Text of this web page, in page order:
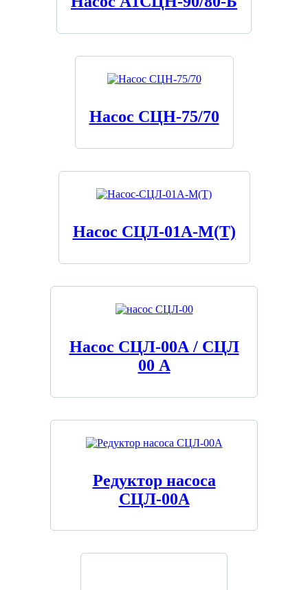
Насос СЦН-75/70
Насос СЦЛ-01А-М(Т)
Насос СЦЛ-00А / СЦЛ
00 А
Редуктор насоса
СЦЛ-00А